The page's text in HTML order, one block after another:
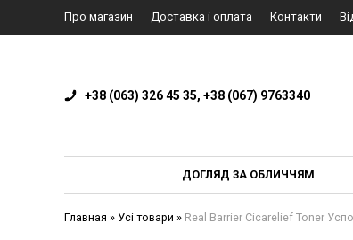
Про магазин Доставка і оплата Контакти
+38 (063) 326 45 35, +38 (067) 9763340
ДОГЛЯД ЗА ОБЛИЧЧЯМ
Главная » Усі товари » Real Barrier Cicarelief Toner